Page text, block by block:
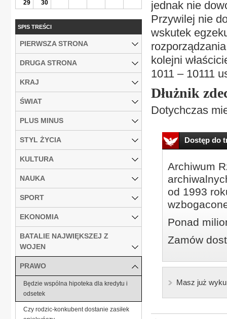
jednak nie
Przywilej nie
wskutek
kolejni
1011 – 10111
Dłużnik
Dotychczas
Dostęp do
Archiwum
od 1993
Ponad
Zamów
Masz już
29
30
SPIS TREŚCI
PIERWSZA STRONA
DRUGA STRONA
KRAJ
ŚWIAT
PLUS MINUS
STYL ŻYCIA
KULTURA
NAUKA
SPORT
EKONOMIA
BATALIE NAJWIĘKSZEJ Z
WOJEN
PRAWO
Będzie wspólna hipoteka dla kredytu i
odsetek
Czy rodzic-konkubent dostanie zasiłek